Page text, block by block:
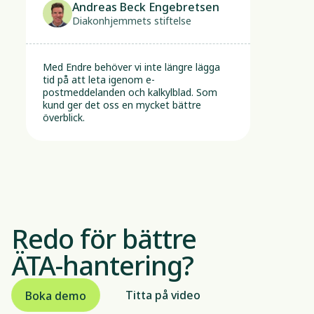
Andreas Beck Engebretsen
Diakonhjemmets stiftelse
Med Endre behöver vi inte längre lägga
tid på att leta igenom e-
postmeddelanden och kalkylblad. Som
kund ger det oss en mycket bättre
överblick.
Redo för bättre
ÄTA-hantering?
Boka demo Titta på video